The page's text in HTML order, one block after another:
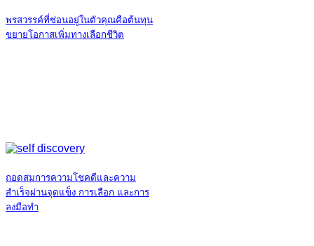
พรสวรรค์ที่ซ่อนอยู่ในตัวคุณคือต้นทุน
ขยายโอกาสเพิ่มทางเลือกชีวิต
ถอดสมการความโชคดีและความ
สำเร็จผ่านจุดแข็ง การเลือก และการ
ลงมือทำ